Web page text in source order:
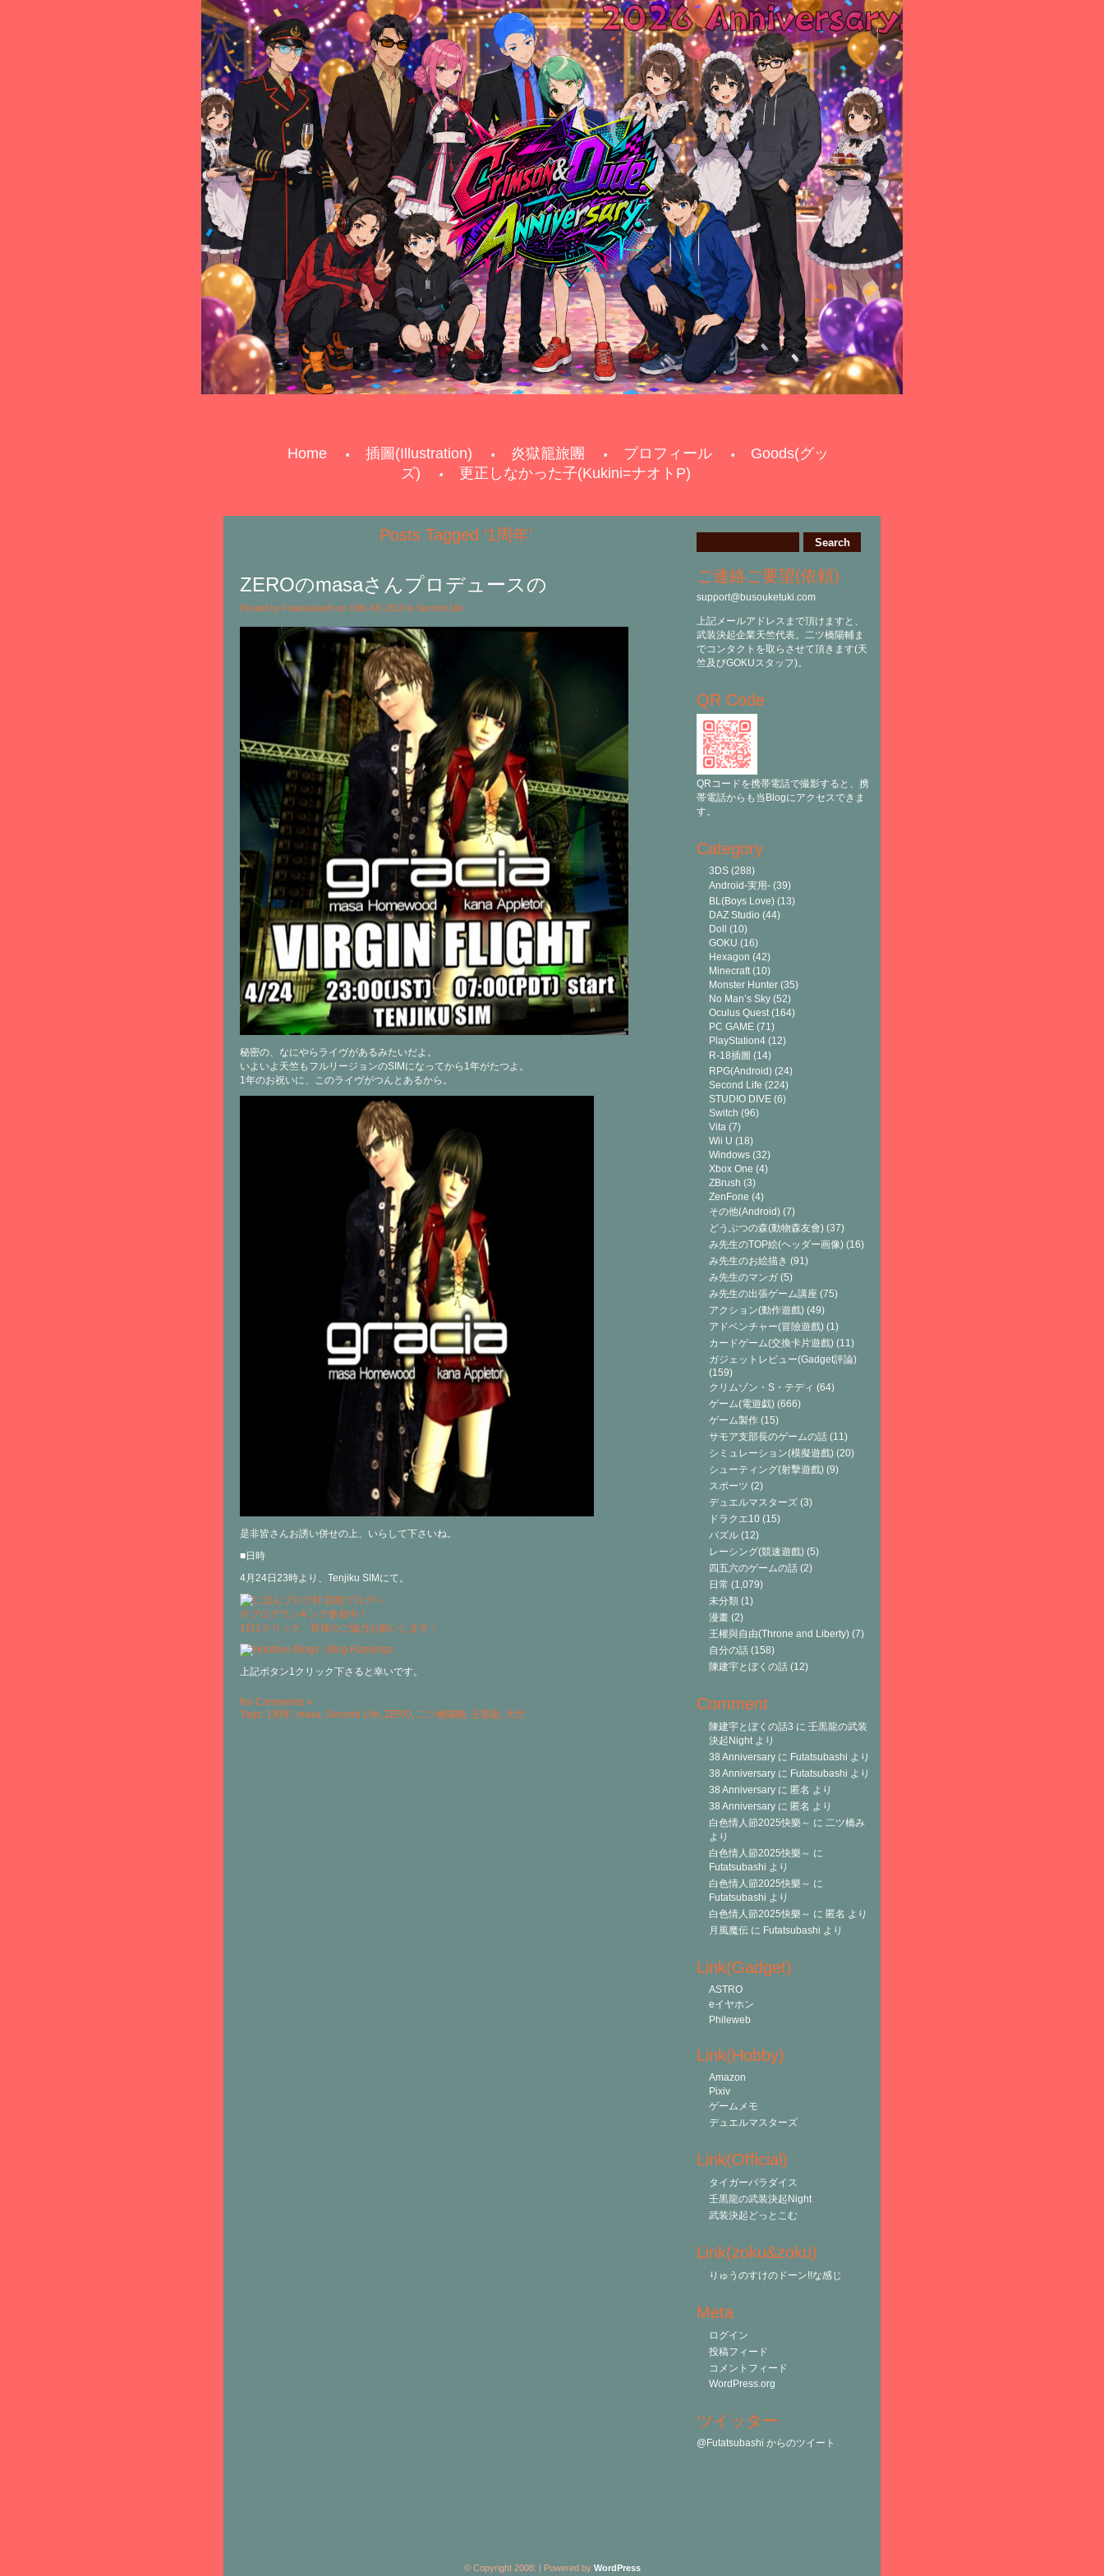
Home 插圖(Illustration) 炎獄籠旅團 プロフィール
Goods(グッ
ズ)
更正しなかった子(Kukini=ナオトP)
Posts Tagged ‘1周年’
ZEROのmasaさんプロデュースの
Posted by Futatsubashi on 19th 4月 2010 in Second Life
秘密の、なにやらライヴがあるみたいだよ。
いよいよ天竺もフルリージョンのSIMになってから1年がたつよ。
1年のお祝いに、このライヴがつんとあるから。
是非皆さんお誘い併せの上、いらして下さいね。
■日時
4月24日23時より、Tenjiku SIMにて。
※ブログランキング参加中！
1日1クリック、皆様のご協力お願いします！
上記ボタン1クリック下さると幸いです。
No Comments »
Tags: 1周年, masa, Second Life, ZERO, 二ツ橋陽輔, 壬黒龍, 天竺
ご連絡ご要望(依頼)
support@busouketuki.com
上記メールアドレスまで頂けますと、
武装決起企業天竺代表。二ツ橋陽輔ま
でコンタクトを取らさせて頂きます(天
竺及びGOKUスタッフ)。
QR Code
QRコードを携帯電話で撮影すると、携
帯電話からも当Blogにアクセスできま
す。
Category
3DS (288)
Android-実用- (39)
BL(Boys Love) (13)
DAZ Studio (44)
Doll
(10)
GOKU (16)
Hexagon (42)
Minecraft(10)
Monster Hunter (35)
No Man’s Sky (52)
Oculus Quest(164)
PC GAME (71)
PlayStation4 (12)
R-18插圖 (14)
RPG(Android) (24)
Second Life (224)
STUDIO DIVE (6)
Switch (96)
Vita (7)
Wii U (18)
Windows (32)
Xbox One (4)
ZBrush (3)
ZenFone (4)
その他(Android) (7)
どうぶつの森(動物森友會) (37)
み先生のTOP絵(ヘッダー画像) (16)
み先生のお絵描き (91)
み先生のマンガ (5)
み先生の出張ゲーム講座 (75)
アクション(動作遊戲) (49)
アドベンチャー(冒險遊戲) (1)
カードゲーム(交換卡片遊戲) (11)
ガジェットレビュー(Gadget評論)
(159)
クリムゾン・S・テディ (64)
ゲーム(電遊戯) (666)
ゲーム製作 (15)
サモア支部長のゲームの話 (11)
シミュレーション(模擬遊戲) (20)
シューティング(射擊遊戲) (9)
スポーツ (2)
デュエルマスターズ (3)
ドラクエ10 (15)
パズル (12)
レーシング(競速遊戲) (5)
四五六のゲームの話 (2)
日常 (1,079)
未分類 (1)
漫畫 (2)
王權與自由(Throne and Liberty) (7)
自分の話 (158)
陳建宇とぼくの話 (12)
Comment
陳建宇とぼくの話3 に 壬黒龍の武装
決起Nightより
38 Anniversary に Futatsubashi より
38 Anniversary に Futatsubashi より
38 Anniversary に 匿名 より
38 Anniversary に 匿名 より
白色情人節2025快樂～ に 二ツ橋み
より
白色情人節2025快樂～ に
Futatsubashi より
白色情人節2025快樂～ に
Futatsubashi より
白色情人節2025快樂～ に 匿名 より
月風魔伝 に Futatsubashi より
Link(Gadget)
ASTRO
eイヤホン
Phileweb
Link(Hobby)
Amazon
Pixiv
ゲームメモ
デュエルマスターズ
Link(Official)
タイガーパラダイス
壬黒龍の武装決起Night
武装決起どっとこむ
Link(zoku&zoku)
りゅうのすけのドーン!!な感じ
Meta
ログイン
投稿フィード
コメントフィード
WordPress.org
ツイッター
@Futatsubashi からのツイート
© Copyright 2008: | Powered by WordPress